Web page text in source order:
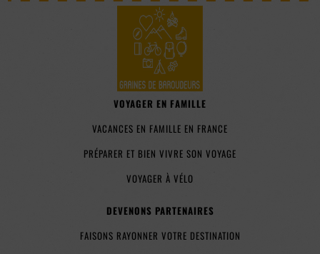
VOYAGER EN FAMILLE
VACANCES EN FAMILLE EN FRANCE
PRÉPARER ET BIEN VIVRE SON VOYAGE
VOYAGER À VÉLO
DEVENONS PARTENAIRES
FAISONS RAYONNER VOTRE DESTINATION